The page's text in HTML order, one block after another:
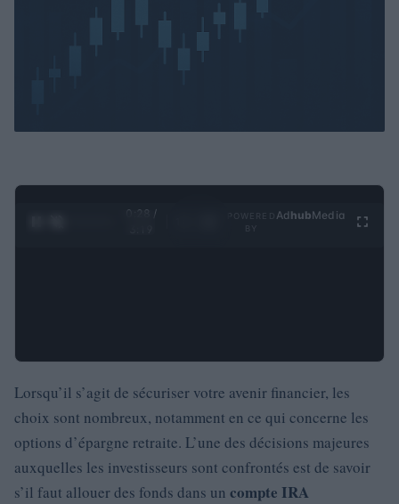
0:29 /
Ad hubMedia
Lorsqu’il s’agit de sécuriser votre avenir financier, les
choix sont nombreux, notamment en ce qui concerne les
options d’épargne retraite. L’une des décisions majeures
auxquelles les investisseurs sont confrontés est de savoir
s’il faut allouer des fonds dans un compte IRA